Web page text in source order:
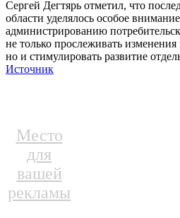
Сергей Дегтярь отметил, что
области уделялось особое
администрированию
не только прослеживать изменения
но и стимулировать развитие
Источник
Место
для
вашей
рекламы